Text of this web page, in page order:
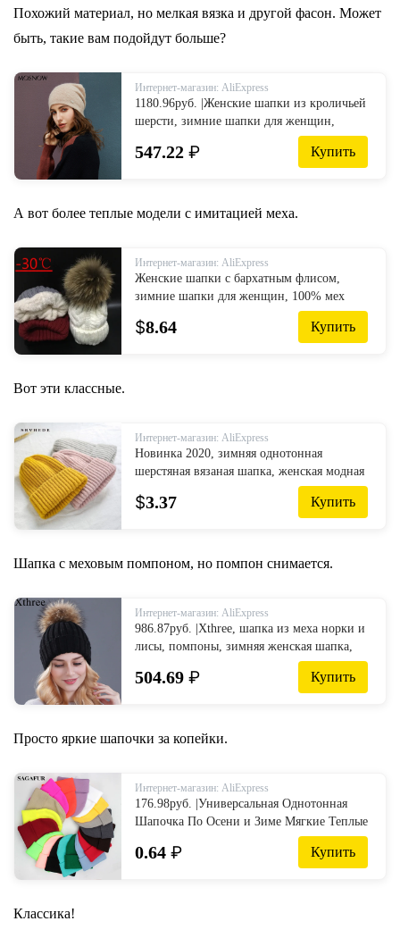
Аксессуары для одежды on AliExpress -
Похожий материал, но мелкая вязка и другой фасон. Может
быть, такие вам подойдут больше?
Интернет-магазин: AliExpress
1180.96руб. |Женские шапки из кроличьей
шерсти, зимние шапки для женщин,
повседневные осенние вязаные шапочки
для девочек, новинка 2019, модная
from Аксессуары для одежды on AliExpress
547.22 ₽ Купить
А вот более теплые модели с имитацией меха.
Интернет-магазин: AliExpress
Женские шапки с бархатным флисом,
зимние шапки для женщин, 100% мех
енота, помпон, женские шапки с
закрученным узором, 2020
$8.64 Купить
Вот эти классные.
Интернет-магазин: AliExpress
Новинка 2020, зимняя однотонная
шерстяная вязаная шапка, женская модная
повседневная шапка, теплая женская
мягкая утолщенная шапка с напуско...
$3.37 Купить
Шапка с меховым помпоном, но помпон снимается.
Интернет-магазин: AliExpress
986.87руб. |Xthree, шапка из меха норки и
лисы, помпоны, зимняя женская шапка,
шапка для девочек, вязаные шапки,
шапка, фирменная Новинка, толстая
AliExpress - 11.11_Double 11_Singles' Day
504.69 ₽ Купить
Просто яркие шапочки за копейки.
Интернет-магазин: AliExpress
176.98руб. |Универсальная Однотонная
Шапочка По Осени и Зиме Мягкие Теплые
Вязаная Шапка содержащая Шерсть для
Мужчины и Женщины Шапки Лыжный
0.64 ₽ Купить
Классика!